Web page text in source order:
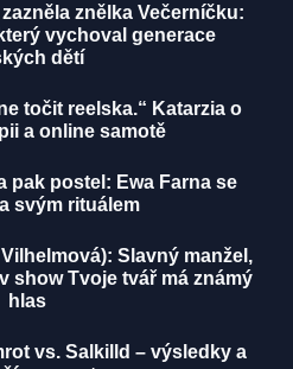
znělka Večerníčku:
vychoval generace
dětí
točit reelska.“ Katarzia o
a online samotě
pak postel: Ewa Farna se
svým rituálem
Slavný manžel,
show Tvoje tvář má známý
hlas
vs. Salkilld – výsledky a